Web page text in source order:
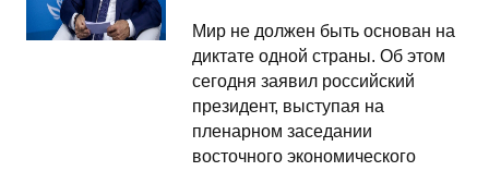
Мир не должен быть основан на
диктате одной страны. Об этом
сегодня заявил российский
президент, выступая на
пленарном заседании
восточного экономического